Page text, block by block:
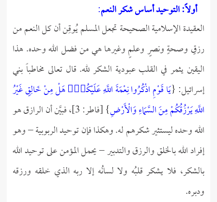
أولاً: التوحيد أساس شكر النعم:
العقيدة الإسلامية الصحيحة تجعل المسلم يُوقِن أن كل النعم من
رزقٍ وصحةٍ ونصرٍ وعلمٍ وغيرها هي من فضل الله وحده. هذا
اليقين يثمر في القلب عبودية الشكر لله. قال تعالى مخاطباً بني
إسرائيل: {يَا قَوْمِ اذْكُرُوا نِعْمَةَ اللَّهِ عَلَيْكُمْۚ هَلْ مِنْ خَالِقٍ غَيْرُ
اللَّهِ يَرْزُقُكُمْ مِنَ السَّمَاءِ وَالْأَرْضِ
} [فاطر: 3]، فبيَّن أن الرازق هو
الله وحده ليستثير شكرهم له. وهكذا فإن توحيد الربوبية – وهو
إفراد الله بالخلق والرزق والتدبير – يحمل المؤمن على توحيد الله
بالشكر، فلا يشكر قلبُه ولا لسانُه إلا ربه الذي خلقه ورزقه
ودبره.